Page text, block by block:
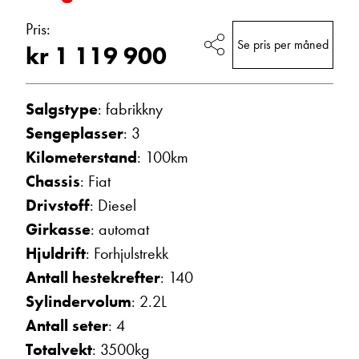
Ann Kristin Hattrem
Vis telefon
Vis epost
Pris:
kr 1 119 900 Se pris per måned
Salgstype: fabrikkny
Sengeplasser: 3
Kilometerstand: 100km
Chassis: Fiat
Drivstoff: Diesel
Girkasse: automat
Hjuldrift: Forhjulstrekk
Antall hestekrefter: 140
Sylindervolum: 2.2L
Antall seter: 4
Totalvekt: 3500kg